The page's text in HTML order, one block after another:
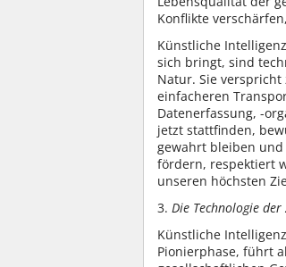
Konflikte
Künstliche
sich bringt, sind
Natur. Sie
einfacheren
Datenerfassung, -
jetzt stattfinden,
gewahrt bleiben
fördern, respektiert
unseren höchsten
3. Die Technologie
Künstliche
Pionierphase, führt